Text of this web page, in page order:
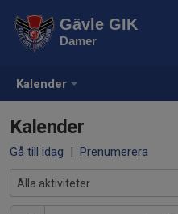
Kalender
Gävle GIK
Damer
Kalender
Gå till idag | Prenumerera